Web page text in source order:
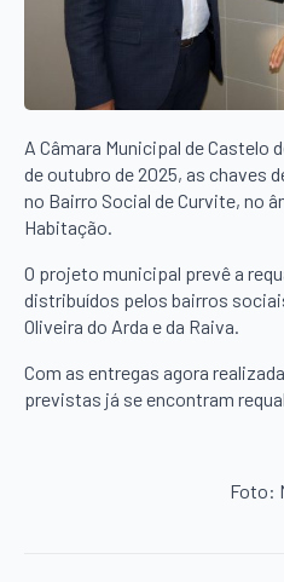
A Câmara Municipal de Castelo
de outubro de 2025, as chaves
no Bairro Social de Curvite, no
Habitação.
O projeto municipal prevê a
distribuídos pelos bairros
Oliveira do Arda e da Raiva.
Com as entregas agora
previstas já se encontram
Foto: